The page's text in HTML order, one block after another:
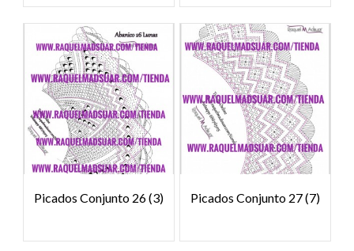
Picados Conjunto 26(3) Picados Conjunto 27(7)